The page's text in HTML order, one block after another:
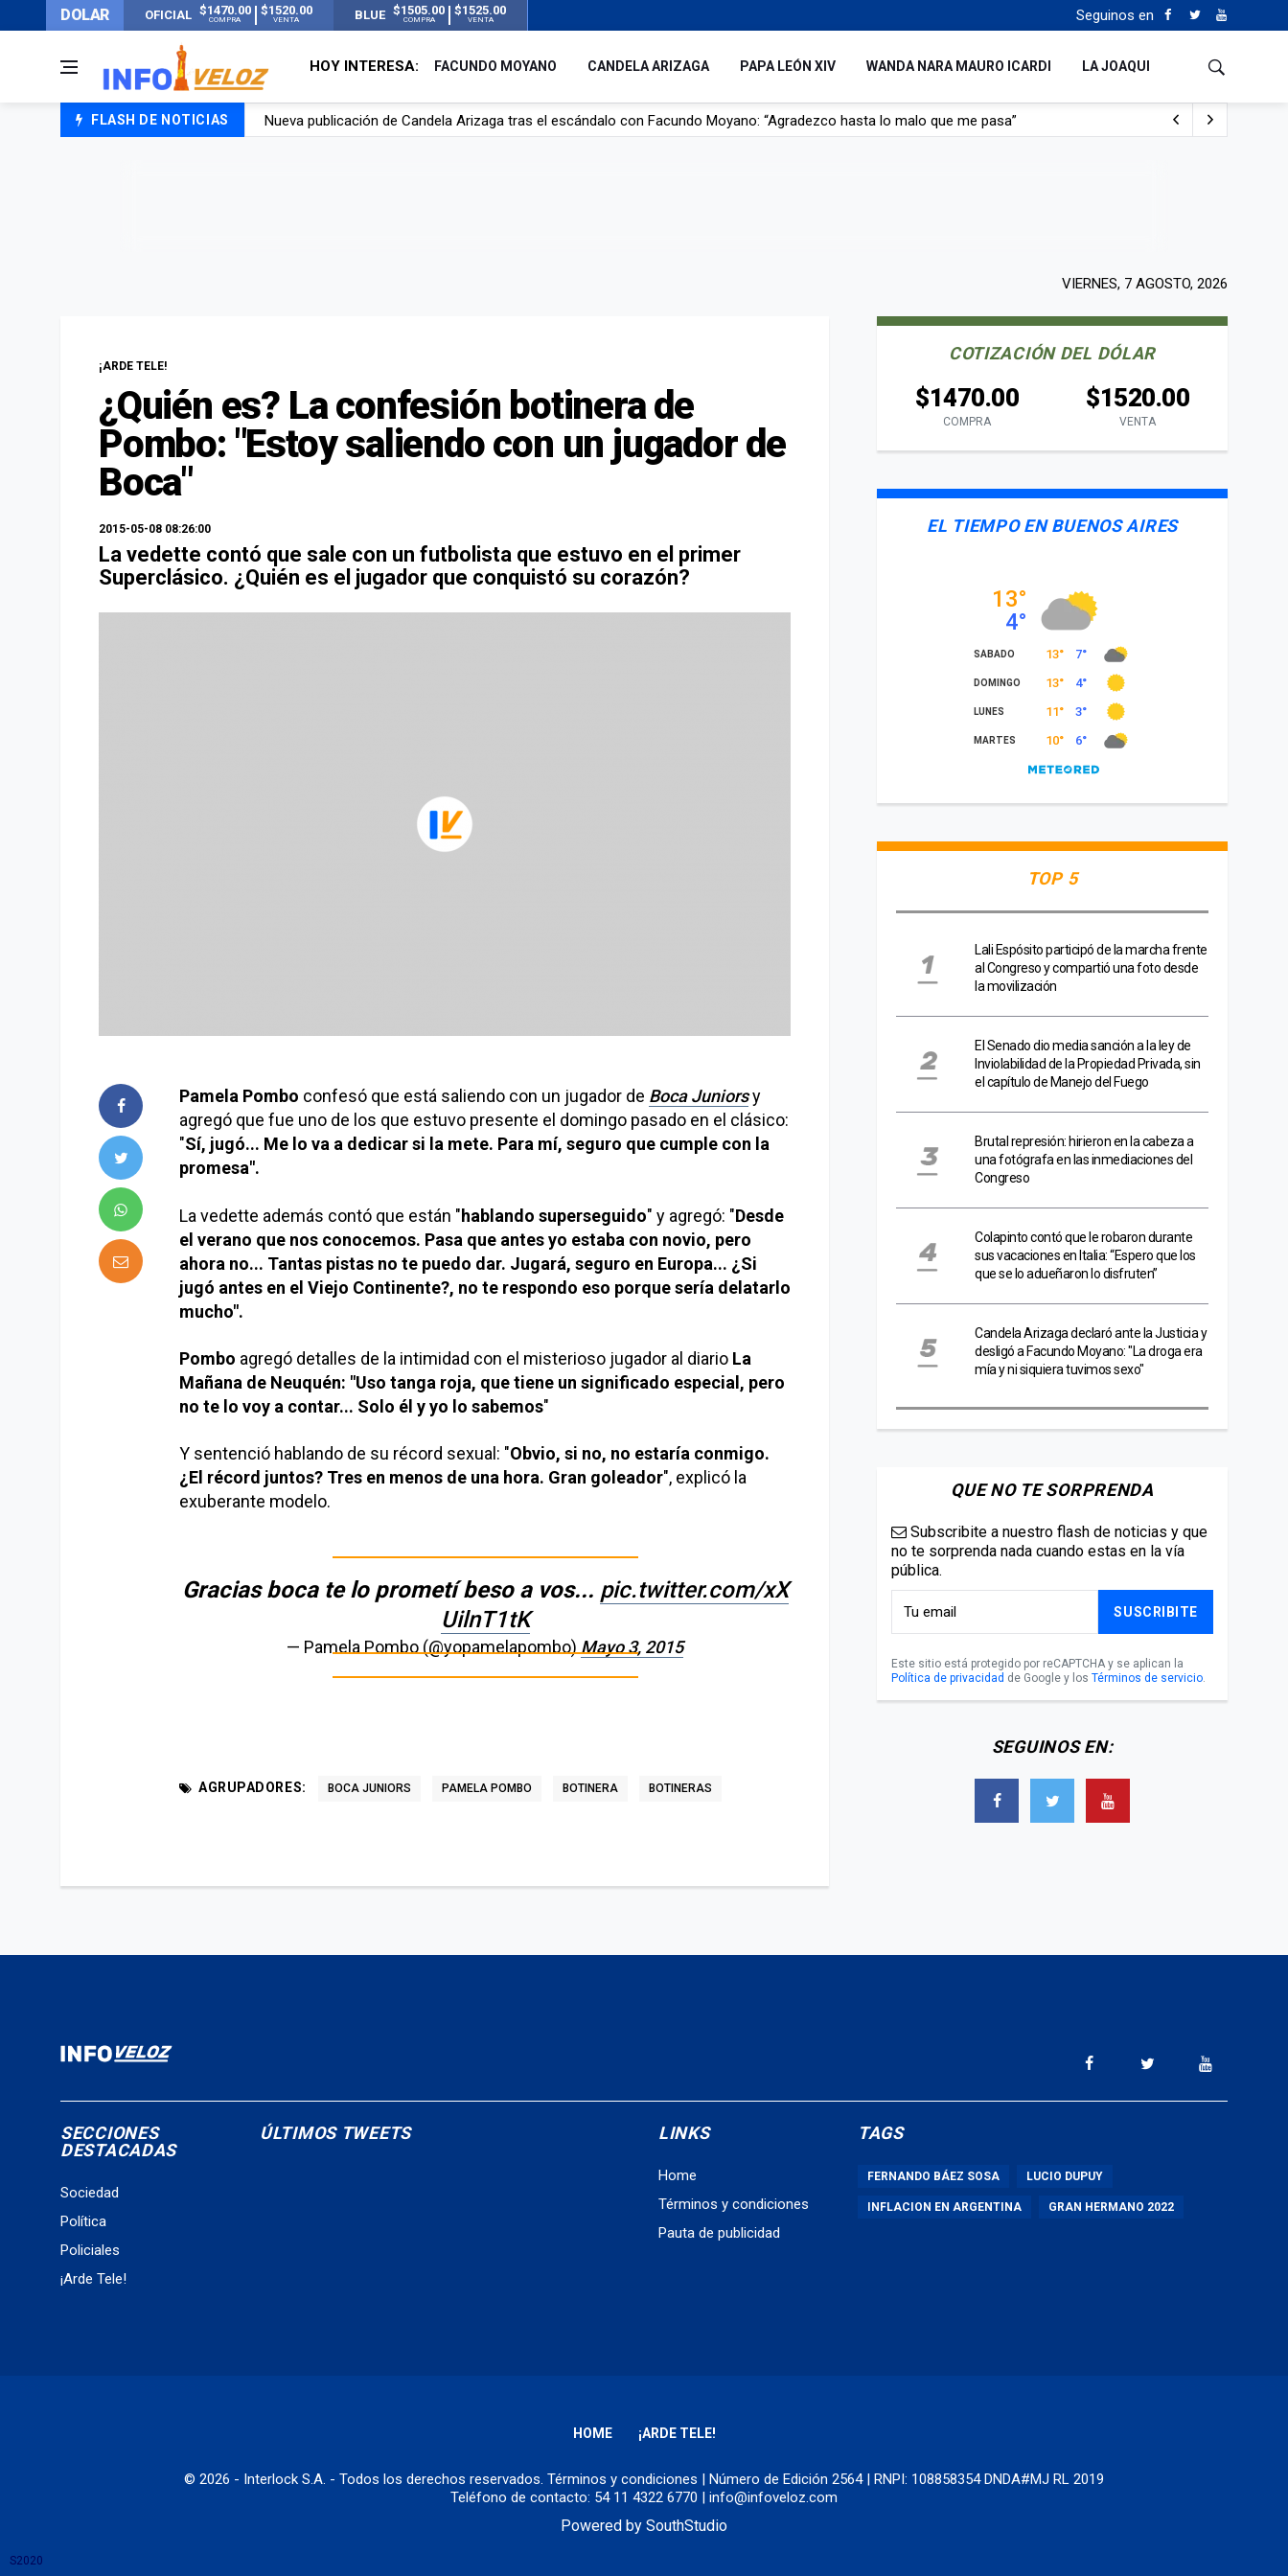
DOLAR OFICIAL $1470.00
COMPRA
$1520.00
VENTA BLUE $1505.00
COMPRA
$1525.00
VENTA Seguinos en
HOY INTERESA: FACUNDO MOYANO CANDELA ARIZAGA PAPA LEÓN XIV WANDA NARA MAURO ICARDI LA JOAQUI
FLASH DE NOTICIAS
Un joven murió quemado por su novia en San Luis: pasó seis días de agonía tras ser rociado con nafta y prendido fuego
VIERNES, 7 AGOSTO, 2026
¡ARDE TELE!
¿Quién es? La confesión botinera de
Pombo: "Estoy saliendo con un jugador de
Boca"
2015-05-08 08:26:00
La vedette contó que sale con un futbolista que estuvo en el primer
Superclásico. ¿Quién es el jugador que conquistó su corazón?
Pamela Pombo confesó que está saliendo con un jugador de Boca Juniorsy
agregó que fue uno de los que estuvo presente el domingo pasado en el clásico:
"Sí, jugó... Me lo va a dedicar si la mete. Para mí, seguro que cumple con la
promesa".
La vedette además contó que están "hablando superseguido" y agregó: "Desde
el verano que nos conocemos. Pasa que antes yo estaba con novio, pero
ahora no... Tantas pistas no te puedo dar. Jugará, seguro en Europa... ¿Si
jugó antes en el Viejo Continente?, no te respondo eso porque sería delatarlo
mucho".
Pombo agregó detalles de la intimidad con el misterioso jugador al diario La
Mañana de Neuquén: "Uso tanga roja, que tiene un significado especial, pero
no te lo voy a contar... Solo él y yo lo sabemos"
Y sentenció hablando de su récord sexual: "Obvio, si no, no estaría conmigo.
¿El récord juntos? Tres en menos de una hora. Gran goleador", explicó la
exuberante modelo.
Gracias boca te lo prometí beso a vos... pic.twitter.com/xX
UilnT1tK
— Pamela Pombo (@yopamelapombo) Mayo 3, 2015
AGRUPADORES: BOCA JUNIORS PAMELA POMBO BOTINERA BOTINERAS
COTIZACIÓN DEL DÓLAR
$1470.00
COMPRA
$1520.00
VENTA
EL TIEMPO EN BUENOS AIRES
TOP 5
Lali Espósito participó de la marcha frente
al Congreso y compartió una foto desde
la movilización
El Senado dio media sanción a la ley de
Inviolabilidad de la Propiedad Privada, sin
el capítulo de Manejo del Fuego
Brutal represión: hirieron en la cabeza a
una fotógrafa en las inmediaciones del
Congreso
Colapinto contó que le robaron durante
sus vacaciones en Italia: “Espero que los
que se lo adueñaron lo disfruten”
Candela Arizaga declaró ante la Justicia y
desligó a Facundo Moyano: "La droga era
mía y ni siquiera tuvimos sexo"
QUE NO TE SORPRENDA
Subscribite a nuestro flash de noticias y que
no te sorprenda nada cuando estas en la vía
pública.
SUSCRIBITE
Este sitio está protegido por reCAPTCHA y se aplican la
Política de privacidad de Google y los Términos de servicio.
SEGUINOS EN:
SECCIONES
DESTACADAS
Sociedad
Política
Policiales
¡Arde Tele!
ÚLTIMOS TWEETS LINKS
Home
Términos y condiciones
Pauta de publicidad
TAGS
FERNANDO BÁEZ SOSA LUCIO DUPUY
INFLACION EN ARGENTINA GRAN HERMANO 2022
HOME ¡ARDE TELE!
© 2026 - Interlock S.A. - Todos los derechos reservados. Términos y condiciones | Número de Edición 2564 | RNPI: 108858354 DNDA#MJ RL 2019
Teléfono de contacto: 54 11 4322 6770 | info@infoveloz.com
Powered by SouthStudio
S2020